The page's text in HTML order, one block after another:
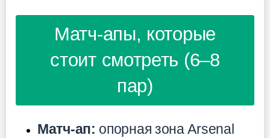
Матч-апы, которые
стоит смотреть (6–8
пар)
Матч-ап: опорная зона Arsenal